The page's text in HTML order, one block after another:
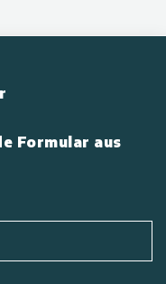
Formular aus